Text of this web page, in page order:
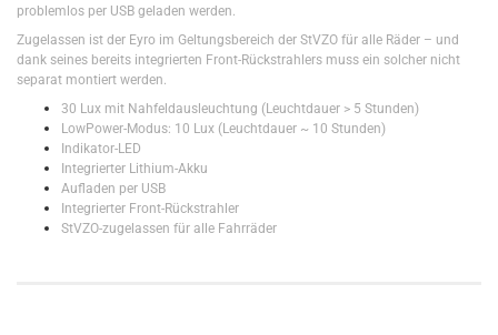
problemlos per USB geladen werden.
Zugelassen ist der Eyro im Geltungsbereich der StVZO für alle Räder – und
dank seines bereits integrierten Front-Rückstrahlers muss ein solcher nicht
separat montiert werden.
30 Lux mit Nahfeldausleuchtung (Leuchtdauer > 5 Stunden)
LowPower-Modus: 10 Lux (Leuchtdauer ~ 10 Stunden)
Indikator-LED
Integrierter Lithium-Akku
Aufladen per USB
Integrierter Front-Rückstrahler
StVZO-zugelassen für alle Fahrräder